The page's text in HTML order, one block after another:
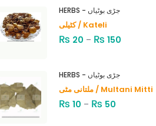
HERBS - جڑی بوٹیاں
کٹیلی / Kateli
₨ 20 – ₨ 150
HERBS - جڑی بوٹیاں
ملتانی مٹی / Multani Mitti
₨ 10 – ₨ 50